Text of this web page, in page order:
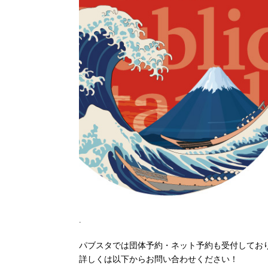
.
パブスタでは団体予約・ネット予約も受付してお
詳しくは以下からお問い合わせください！